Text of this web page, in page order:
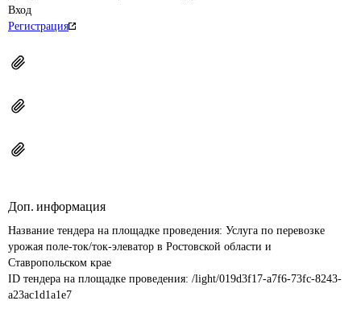
Вход
Регистрация
Доп. информация
Название тендера на площадке проведения: Услуга по перевозке
урожая поле-ток/ток-элеватор в Ростовской области и
Ставропольском крае
ID тендера на площадке проведения: /light/019d3f17-a7f6-73fc-8243-
a23ac1d1a1e7